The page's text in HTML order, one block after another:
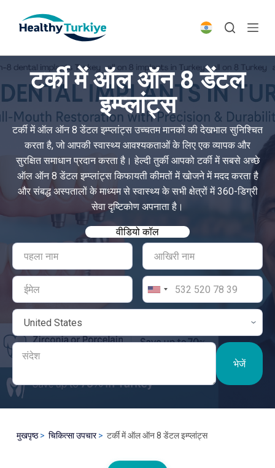
p
o
o
n
टर्की में ऑल ऑन 8 डेंटल
इम्प्लांट्स
टर्की में ऑल ऑन 8 डेंटल इम्प्लांट्स उच्चतम मानकों की देखभाल सुनिश्चित
करता है, जो आपकी स्वास्थ्य आवश्यकताओं के लिए एक व्यापक और
सुरक्षित समाधान प्रदान करता है। हेल्दी तुर्की आपको टर्की में सबसे अच्छे
ऑल ऑन 8 डेंटल इम्प्लांट्स किफायती कीमतों में खोजने में मदद करता है
और संबद्ध अस्पतालों के माध्यम से स्वास्थ्य के सभी क्षेत्रों में 360-डिग्री
सेवा दृष्टिकोण अपनाता है।
वीडियो कॉल
भेजें
मुखपृष्ठ चिकित्सा उपचार टर्की में ऑल ऑन 8 डेंटल इम्प्लांट्स